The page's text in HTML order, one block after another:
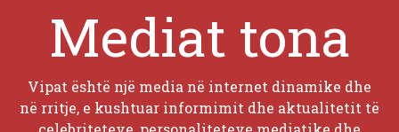
Mediat tona
Vipat është një media në internet dinamike dhe
në rritje, e kushtuar informimit dhe aktualitetit të